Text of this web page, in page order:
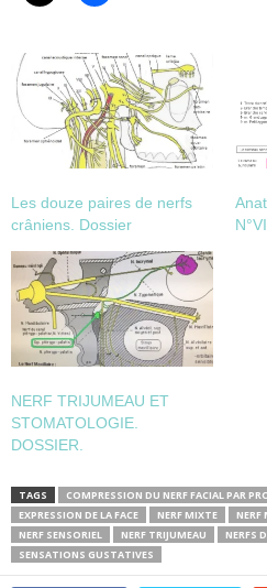
Les douze paires de nerfs
crâniens. Dossier
NERF TRIJUMEAU ET
STOMATOLOGIE.
DOSSIER.
TAGS
COMPRESSION DU NERF FACIAL PAR
EXPRESSION DE LA FACE
NERF MIXTE NERF
NERF SENSORIEL
NERF TRIJUMEAU NERFS
SENSATIONS GUSTATIVES